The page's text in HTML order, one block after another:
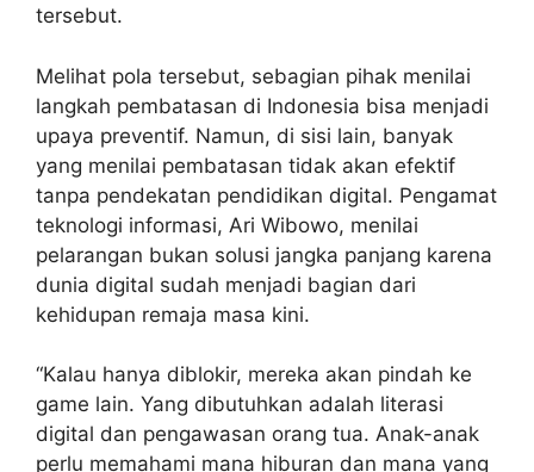
tersebut.
Melihat pola tersebut, sebagian pihak menilai
langkah pembatasan di Indonesia bisa menjadi
upaya preventif. Namun, di sisi lain, banyak
yang menilai pembatasan tidak akan efektif
tanpa pendekatan pendidikan digital. Pengamat
teknologi informasi, Ari Wibowo, menilai
pelarangan bukan solusi jangka panjang karena
dunia digital sudah menjadi bagian dari
kehidupan remaja masa kini.
“Kalau hanya diblokir, mereka akan pindah ke
game lain. Yang dibutuhkan adalah literasi
digital dan pengawasan orang tua. Anak-anak
perlu memahami mana hiburan dan mana yang